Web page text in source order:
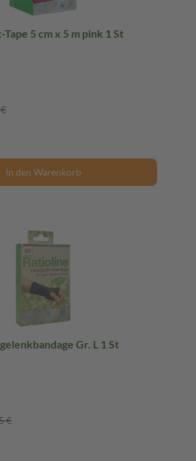
5 cm x 5 m pink 1 St
In den Warenkorb
Gr. L 1 St
€